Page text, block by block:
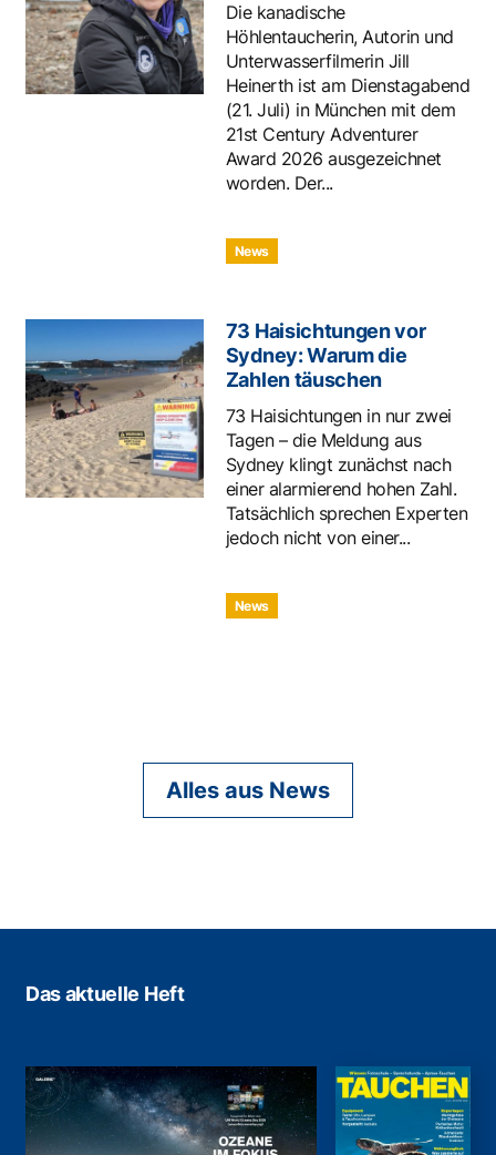
Die kanadische
Höhlentaucherin, Autorin und
Unterwasserfilmerin Jill
Heinerth ist am Dienstagabend
(21. Juli) in München mit dem
21st Century Adventurer
Award 2026 ausgezeichnet
worden. Der...
News
73 Haisichtungen vor
Sydney: Warum die
Zahlen täuschen
73 Haisichtungen in nur zwei
Tagen – die Meldung aus
Sydney klingt zunächst nach
einer alarmierend hohen Zahl.
Tatsächlich sprechen Experten
jedoch nicht von einer...
News
Alles aus News
Das aktuelle Heft